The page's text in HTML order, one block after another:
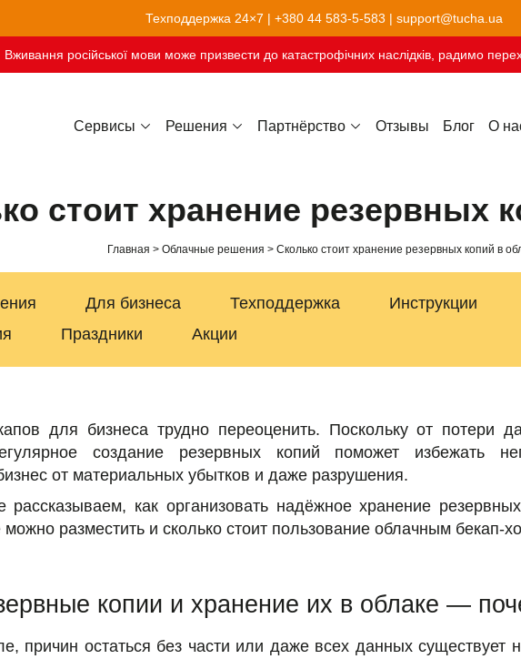
Техподдержка 24×7 | +380 44 583-5-583 | support@tucha.ua
Вживання російської мови може призвести до катастрофічних наслідків, радимо
Сервисы Решения Партнёрство Отзывы Блог О
стоит хранение резервных
Главная Облачные решения Сколько стоит хранение резервных копий в
Для бизнеса Техподдержка Инструкции
Праздники Акции
для бизнеса трудно переоценить. Поскольку от
создание резервных копий поможет избежать
от материальных убытков и даже разрушения.
рассказываем, как организовать надёжное хранение
разместить и сколько стоит пользование облачным бекап-
копии и хранение их в облаке —
причин остаться без части или даже всех данных существует